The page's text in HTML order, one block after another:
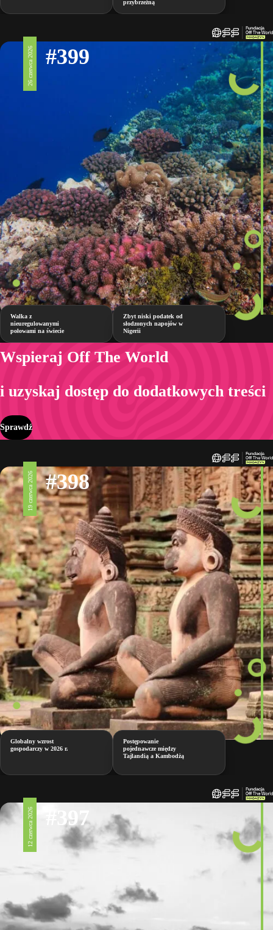
przybrzeżną
26 czerwca 2026 #399
Walka z
nieuregulowanymi
połowami na świecie
Zbyt niski podatek od
słodzonych napojów w
Nigerii
Wspieraj Off The World
i uzyskaj dostęp do dodatkowych treści
Sprawdź
19 czerwca 2026 #398
Globalny wzrost
gospodarczy w 2026 r.
Postępowanie
pojednawcze między
Tajlandią a Kambodżą
12 czerwca 2026 #397